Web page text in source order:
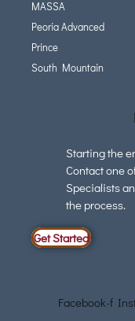
MASSA
Peoria Advanced
Prince
South Mountain
Starting the
Contact one
Specialists
the process.
Get Started
Facebook-f